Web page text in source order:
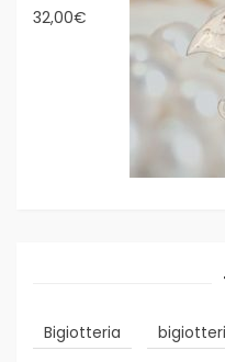
32,00€
Bigiotteria